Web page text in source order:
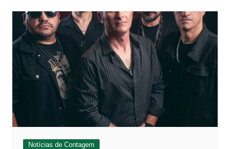
Notícias de Contagem